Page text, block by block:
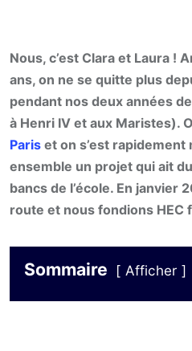
Nous, c’est Clara et Laura !
ans, on ne se quitte plus
pendant nos deux années
à Henri IV et aux Maristes).
Paris et on s’est
ensemble un projet qui ait
bancs de l’école. En janvier
route et nous fondions HEC
Sommaire Afficher